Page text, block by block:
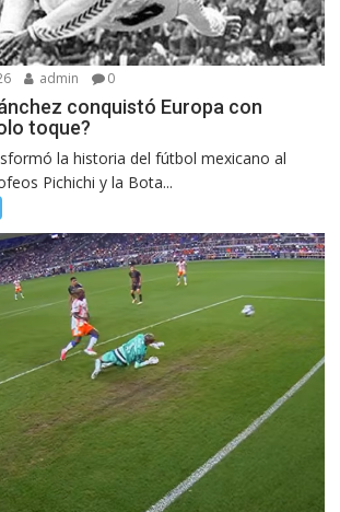
admin 0
conquistó Europa con
toque?
la historia del fútbol mexicano al
Pichichi y la Bota...